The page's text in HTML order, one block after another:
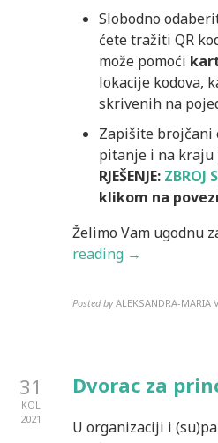
Slobodno
ćete tražiti QR
može pomoći
lokacije kodova,
skrivenih na
Zapišite brojčani
pitanje i na kraju
RJEŠENJE: ZBROJ
klikom na
Želimo Vam ugodnu
reading →
Posted by ALEKSANDRA-MARIA
31
KOL
2021
Dvorac za
U organizaciji i